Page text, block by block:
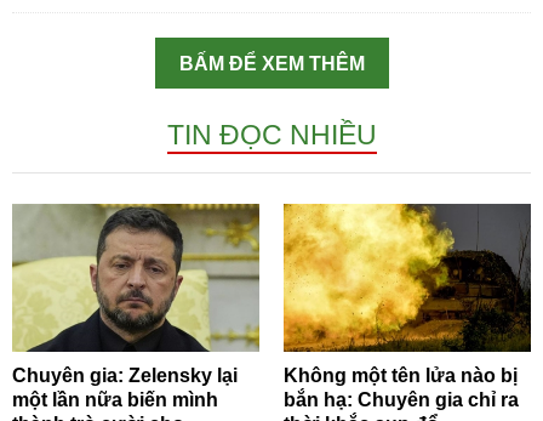
BẤM ĐỂ XEM THÊM
TIN ĐỌC NHIỀU
Chuyên gia: Zelensky lại
một lần nữa biến mình
Không một tên lửa nào bị
bắn hạ: Chuyên gia chỉ ra